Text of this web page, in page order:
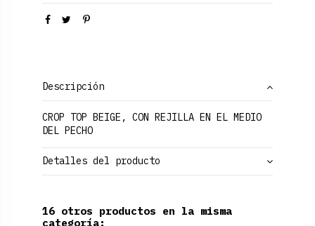
Descripción
CROP TOP BEIGE, CON REJILLA EN EL MEDIO
DEL PECHO
Detalles del producto
16 otros productos en la misma
categoría: